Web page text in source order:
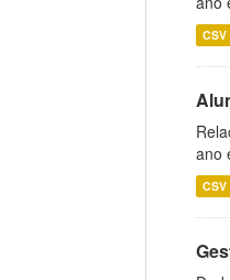
CSV
ano
CSV